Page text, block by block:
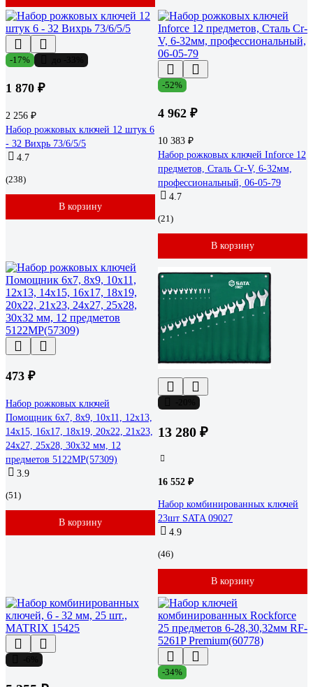
-17%
1 870 ₽
2 256 ₽
Набор рожковых ключей 12 штук 6
- 32 Вихрь 73/6/5/5
4.7
(238)
В корзину
-52%
4 962 ₽
10 383 ₽
Набор рожковых ключей Inforce 12
предметов, Сталь Cr-V, 6-32мм,
профессиональный, 06-05-79
4.7
(21)
В корзину
473 ₽
Набор рожковых ключей
Помощник 6x7, 8x9, 10x11, 12x13,
14x15, 16x17, 18x19, 20x22, 21x23,
24x27, 25x28, 30x32 мм, 12
предметов 5122MP(57309)
3.9
(51)
В корзину
13 280 ₽
16 552 ₽
Набор комбинированных ключей
23шт SATA 09027
4.9
(46)
В корзину
-34%